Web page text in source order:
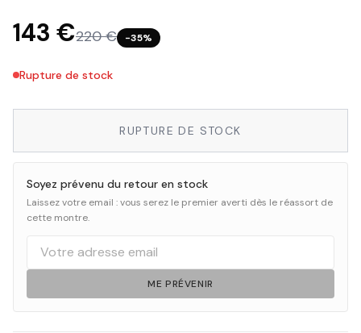
143 €220 € −35%
Rupture de stock
RUPTURE DE STOCK
Soyez prévenu du retour en stock
Laissez votre email : vous serez le premier averti dès le réassort de
cette montre.
ME PRÉVENIR